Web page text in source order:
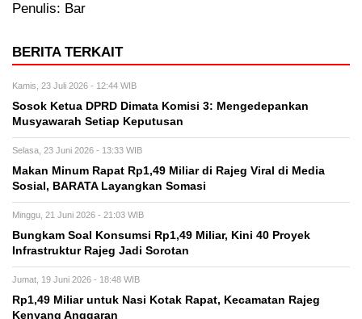
Penulis: Bar
BERITA TERKAIT
Kamis, 23 Juli 2026 - 12:44 WIB
Sosok Ketua DPRD Dimata Komisi 3: Mengedepankan
Musyawarah Setiap Keputusan
Selasa, 23 Juni 2026 - 13:33 WIB
Makan Minum Rapat Rp1,49 Miliar di Rajeg Viral di Media
Sosial, BARATA Layangkan Somasi
Minggu, 21 Juni 2026 - 21:03 WIB
Bungkam Soal Konsumsi Rp1,49 Miliar, Kini 40 Proyek
Infrastruktur Rajeg Jadi Sorotan
Jumat, 19 Juni 2026 - 18:48 WIB
Rp1,49 Miliar untuk Nasi Kotak Rapat, Kecamatan Rajeg
Kenyang Anggaran